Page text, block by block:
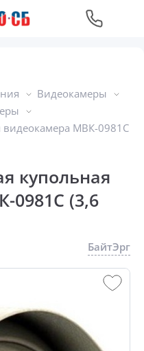
Видеокамеры
МВК-0981С
купольная
0981С (3,6
БайтЭрг